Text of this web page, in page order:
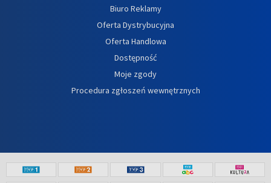
Biuro Reklamy
Oferta Dystrybucyjna
Oferta Handlowa
Dostępność
Moje zgody
Procedura zgłoszeń wewnętrznych